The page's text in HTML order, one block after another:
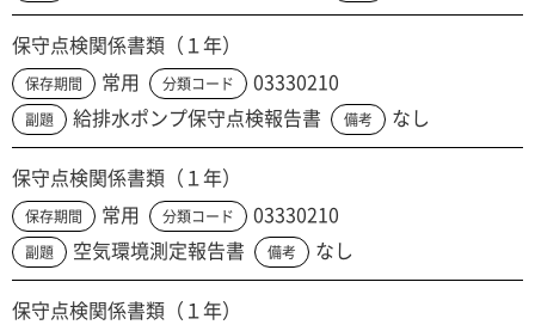
保守点検関係書類（１年）
保存期間 常用 分類コード 03330210
副題 給排水ポンプ保守点検報告書 備考 なし
保守点検関係書類（１年）
保存期間 常用 分類コード 03330210
副題 空気環境測定報告書 備考 なし
保守点検関係書類（１年）